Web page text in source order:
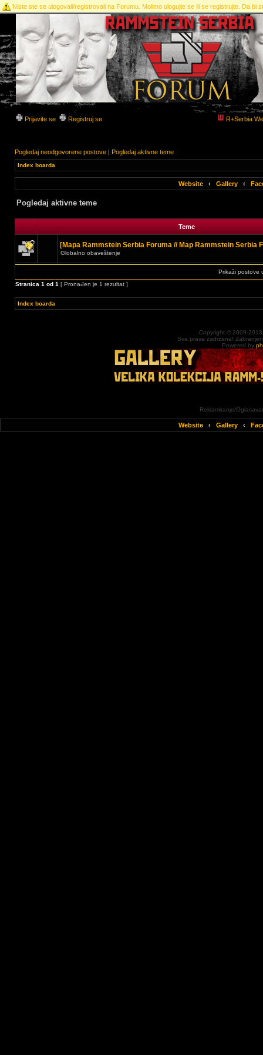
Niste ste se ulogovali/registrovali na Forumu. Molimo ulogujte se ili se registrujte. Da bi
Prijavite se Registruj se R+Serbia
Pogledaj neodgovorene postove | Pogledaj aktivne teme
Index boarda
Website ‹ Gallery ‹
Pogledaj aktivne teme
Teme
[Mapa Rammstein Serbia Foruma // Map Rammstein Serbia
Globalno obaveštenje
Prikaži postove
Stranica 1 od 1 [ Pronađen je 1 rezultat ]
Index boarda
Copyright © 2009-
Sva prava zadrzana!
Powered by
Reklamiranje/
Website ‹ Gallery ‹